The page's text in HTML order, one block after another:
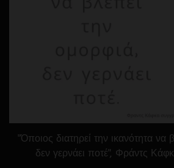
"Όποιος διατηρεί την ικανότητα να
δεν γερνάει ποτέ", Φράντς